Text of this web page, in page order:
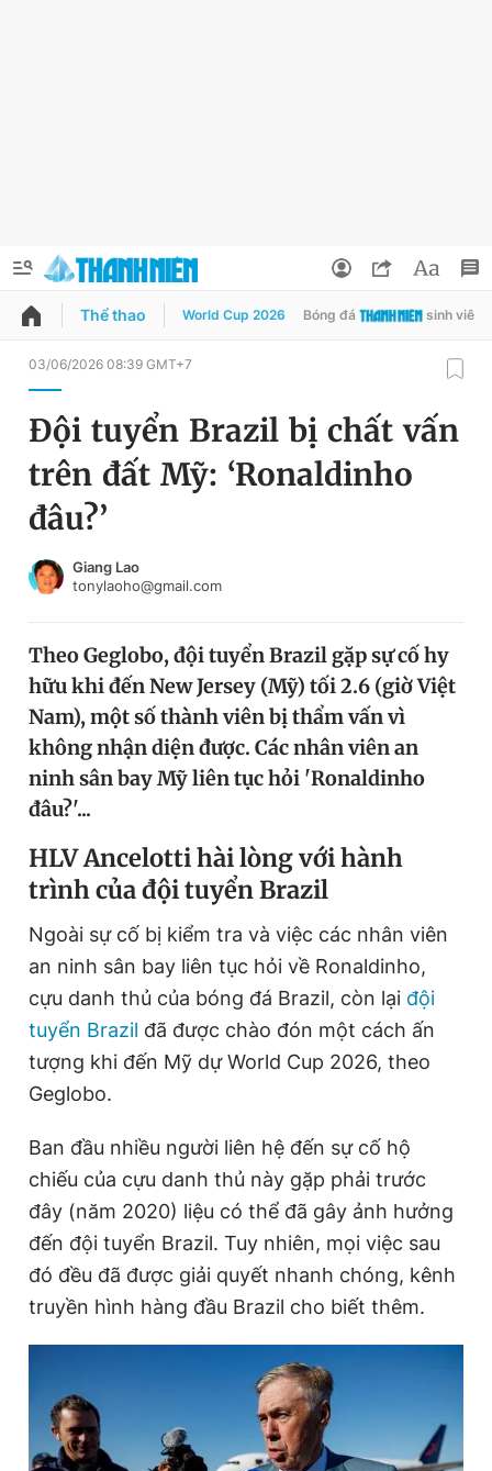
QUẢNG CÁO ĐẶT BÁO
Chuyên mục
Chuyên mục khác
Chào ngày mới
Video Magazine
Sản phẩm khác
Thông tin tòa soạn Liên hệ quảng cáo
Đọc Thanh Niên trên điện thoại
Theo dõi báo trên
0906 645 777
Liên hệ quảng cáo
0908 780 404
Đặt báo Quảng cáo RSS Tòa soạn Chính sách bảo
Tổng biên tập: Nguyễn Ngọc Toàn
Phó tổng biên tập thường trực: Hải Thành
Phó tổng biên tập: Lâm Hiếu Dũng
Phó tổng biên tập: Trần Việt Hưng
Tổng thư ký tòa soạn: Đức Trung
Đổi mật khẩu
Tin đã lưu
Đăng xuất
Thể thao World Cup 2026 Bóng đá sinh viên
03/06/2026 08:39 GMT+7
Đội tuyển Brazil bị chất vấn
trên đất Mỹ: ‘Ronaldinho
đâu?’
Giang Lao
tonylaoho@gmail.com
Theo Geglobo, đội tuyển Brazil gặp sự cố hy
hữu khi đến New Jersey (Mỹ) tối 2.6 (giờ Việt
Nam), một số thành viên bị thẩm vấn vì
không nhận diện được. Các nhân viên an
ninh sân bay Mỹ liên tục hỏi 'Ronaldinho
đâu?'...
HLV Ancelotti hài lòng với hành
trình của đội tuyển Brazil
Ngoài sự cố bị kiểm tra và việc các nhân viên
an ninh sân bay liên tục hỏi về Ronaldinho,
cựu danh thủ của bóng đá Brazil, còn lại đội
tuyển Brazil đã được chào đón một cách ấn
tượng khi đến Mỹ dự World Cup 2026, theo
Geglobo.
Ban đầu nhiều người liên hệ đến sự cố hộ
chiếu của cựu danh thủ này gặp phải trước
đây (năm 2020) liệu có thể đã gây ảnh hưởng
đến đội tuyển Brazil. Tuy nhiên, mọi việc sau
đó đều đã được giải quyết nhanh chóng, kênh
truyền hình hàng đầu Brazil cho biết thêm.